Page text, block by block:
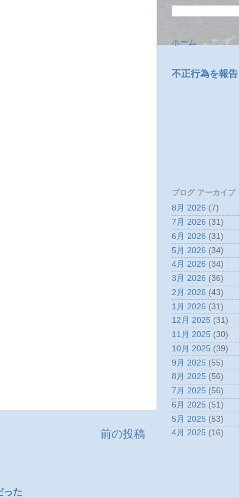
前の投稿
った
ホーム
不正行為を報告
ブログ アーカイブ
8月 2026 (7)
7月 2026 (31)
6月 2026 (31)
5月 2026 (34)
4月 2026 (34)
3月 2026 (36)
2月 2026 (43)
1月 2026 (31)
12月 2025 (31)
11月 2025 (30)
10月 2025 (39)
9月 2025 (55)
8月 2025 (56)
7月 2025 (56)
6月 2025 (51)
5月 2025 (53)
4月 2025 (16)